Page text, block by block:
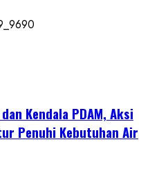
Kendala PDAM, Aksi
Penuhi Kebutuhan Air